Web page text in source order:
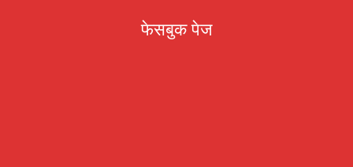
फेसबुक पेज